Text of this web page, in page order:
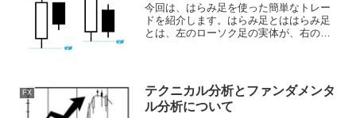
今回は、はらみ足を使った簡単なトレー
ドを紹介します。はらみ足とははらみ足
とは、左のローソク足の実体が、右のロ
左のローソク足の実体をす...
FX
テクニカル分析とファンダメンタ
ル分析について